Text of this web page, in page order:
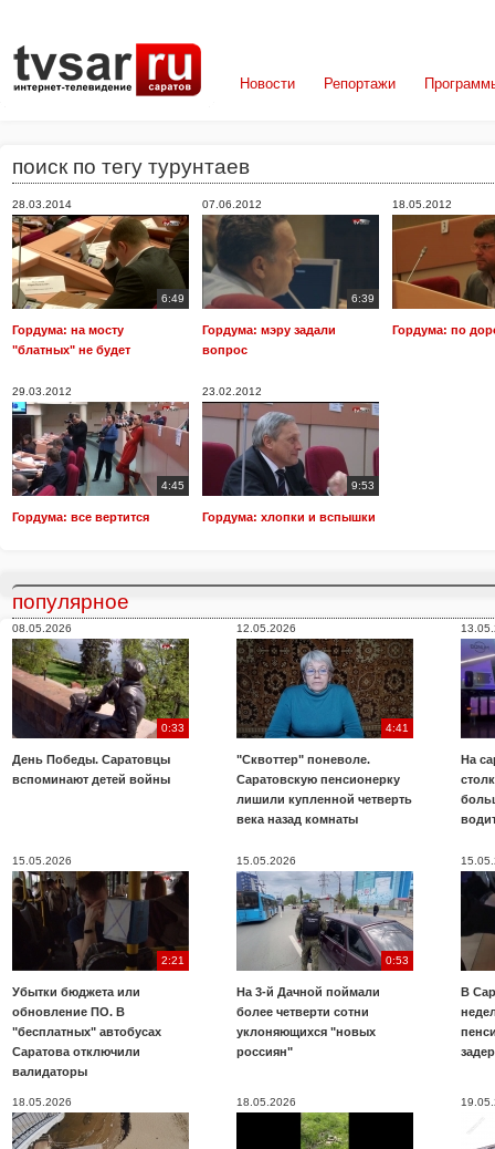
Новости Репортажи
поиск по тегу турунтаев
28.03.2014
6:49
Гордума: на мосту
"блатных" не будет
07.06.2012
6:39
Гордума: мэру задали
вопрос
18.05.2012
Гордума: по
29.03.2012
4:45
Гордума: все вертится
23.02.2012
9:53
Гордума: хлопки и вспышки
популярное
08.05.2026
0:33
День Победы. Саратовцы
вспоминают детей войны
12.05.2026
4:41
"Сквоттер" поневоле.
Саратовскую пенсионерку
лишили купленной четверть
века назад комнаты
На
15.05.2026
2:21
Убытки бюджета или
обновление ПО. В
"бесплатных" автобусах
Саратова отключили
валидаторы
15.05.2026
0:53
На 3-й Дачной поймали
более четверти сотни
уклоняющихся "новых
россиян"
В
18.05.2026 18.05.2026